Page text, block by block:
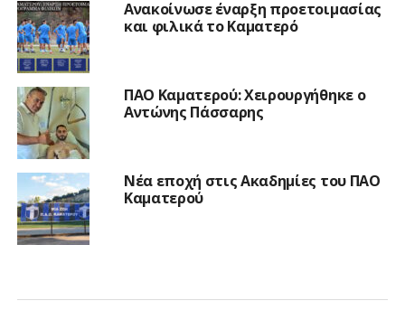
Ανακοίνωσε έναρξη προετοιμασίας
και φιλικά το Καματερό
ΠΑΟ Καματερού: Χειρουργήθηκε ο
Αντώνης Πάσσαρης
Νέα εποχή στις Ακαδημίες του ΠΑΟ
Καματερού